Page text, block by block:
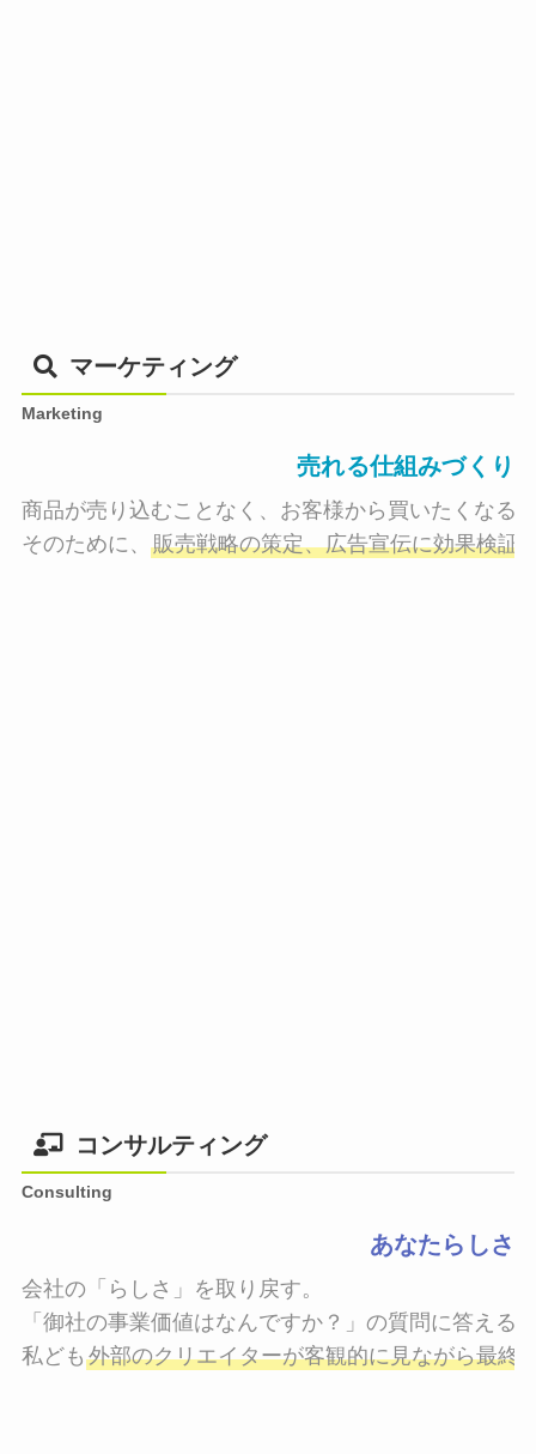
マーケティング
Marketing
売れる仕組みづくり
商品が売り込むことなく、お客様から買いたくなる
そのために、 販売戦略の策定、広告宣伝に効果検証
コンサルティング
Consulting
あなたらしさ
会社の「らしさ」を取り戻す。
「御社の事業価値はなんですか？」の質問に答える
私ども 外部のクリエイターが客観的に見ながら最終